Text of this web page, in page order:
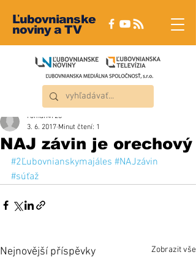
Ľubovnianske
noviny a TV
NAJ závin je orechový
roman4723
3. 6. 2017 Minut čtení: 1
#2Ľubovnianskymajáles #NAJzávin
#súťaž
Nejnovější příspěvky Zobrazit vše